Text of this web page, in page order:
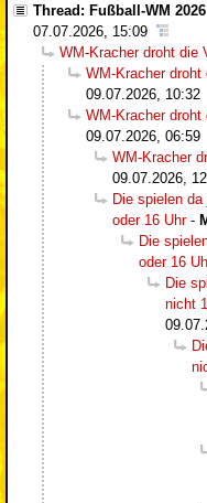
Thread: Fußball-WM
07.07.2026, 15:09
WM-Kracher droht die
WM-Kracher droht
09.07.2026, 10:32
WM-Kracher droht
09.07.2026, 06:59
WM-Kracher
09.07.2026,
Die spielen
oder 16 Uhr-
Die
oder 16
Die
nicht